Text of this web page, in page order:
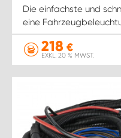
Die einfachste und
eine
218 €
EXKL. 20 % MWST.